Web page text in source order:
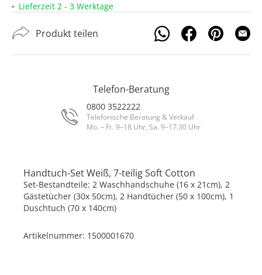
Lieferzeit 2 - 3 Werktage
Produkt teilen
Telefon-Beratung
0800 3522222
Telefonische Beratung & Verkauf
Mo. – Fr. 9–18 Uhr, Sa. 9–17:30 Uhr
Handtuch-Set Weiß, 7-teiligSoft Cotton
Set-Bestandteile: 2 Waschhandschuhe (16 x 21cm), 2
Gästetücher (30x 50cm), 2 Handtücher (50 x 100cm), 1
Duschtuch (70 x 140cm)
Artikelnummer: 1500001670